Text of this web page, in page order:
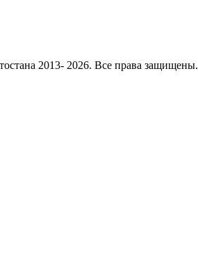
2013- 2026. Все права защищены.